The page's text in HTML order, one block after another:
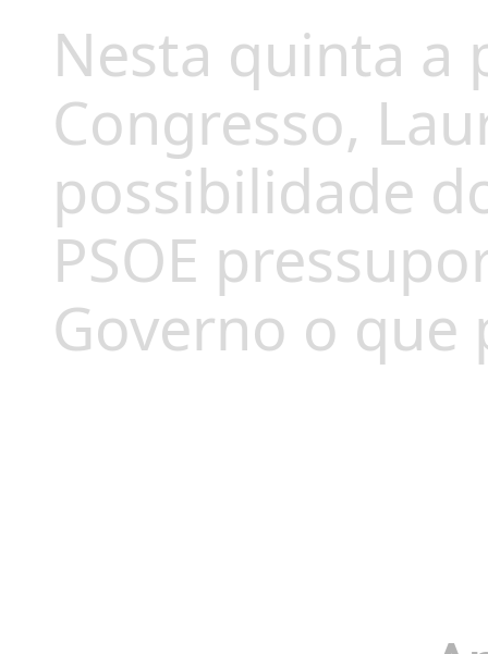
Nesta quinta a
Congresso,
possibilidade
PSOE
Governo o